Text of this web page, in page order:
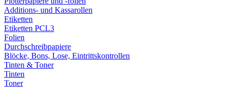
Additions- und Kassarollen
Etiketten
Etiketten PCL3
Folien
Durchschreibpapiere
Blöcke, Bons, Lose, Eintrittskontrollen
Tinten & Toner
Tinten
Toner